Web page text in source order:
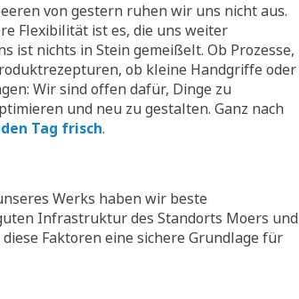
von gestern ruhen wir uns nicht aus.
Flexibilität ist es, die uns weiter
ist nichts in Stein gemeißelt. Ob Prozesse,
ob kleine Handgriffe oder
Wir sind offen dafür, Dinge zu
und neu zu gestalten. Ganz nach
Tag frisch.
Werks haben wir beste
Infrastruktur des Standorts Moers und
Faktoren eine sichere Grundlage für